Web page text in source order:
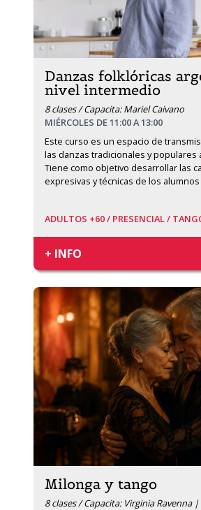
Danzas folklóricas
nivel intermedio
8 clases / Capacita: Mariel Caivano
MIÉRCOLES DE 11:00 A 13:00
Este curso es un espacio de
las danzas tradicionales y populares
Tiene como objetivo desarrollar las
expresivas y técnicas de los alumnos
ADULTOS +60 / PRESENCIAL /
+ INFO
Milonga y tango
8 clases / Capacita: Virginia Ravenna